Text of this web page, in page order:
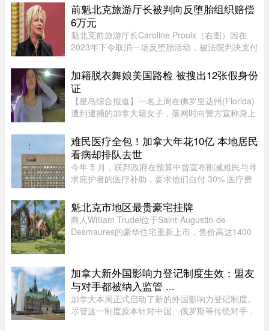
前魁北克旅游厅长被判向反堕胎组织赔偿
6万元
魁北克前旅游厅长Caroline Proulx（右图）因在
2023年下令取消一场反堕胎活动，被法院判决支付
Caroline Proulx“滥用了自己的权力”，其行为缺乏
合理依据。 ...
加籍脱衣舞娘美国路检 被搜出12张假身份
证
【星岛综合报道】一名上周在佛罗里达州(Florida)
遭到逮捕的加拿大籍女子，落网时向警方宣称身上
了更惊人的内幕，据称警方其后在她后车箱里发现
的12张假身份证。据《国 ...
难民医疗全包！加拿大年花10亿 本地居民
看病却排队去世
今年 5 月，联邦政府在预算中曾宣布削减难民与寻
求庇护者的医疗补助，要求他们自付 30% 医疗费
在 7 月 31 日低调撤回该政策，恢复了难民和寻求
庇护者医疗全额资助，包 ...
魁北克市地区最贵豪宅挂牌
商人William Trudel位于Saint-Augustin-de-
Desmaures的豪华住宅重新上市，售价高达1400
的豪宅。这栋位于Joseph-Dugal街 ...
加拿大新外国影响力登记制度生效：盟友
与对手都被纳入监管 ...
加拿大本周正式启动了新的外国影响力登记制度。
尽管这一制度原本针对中国、俄罗斯等传统对手，